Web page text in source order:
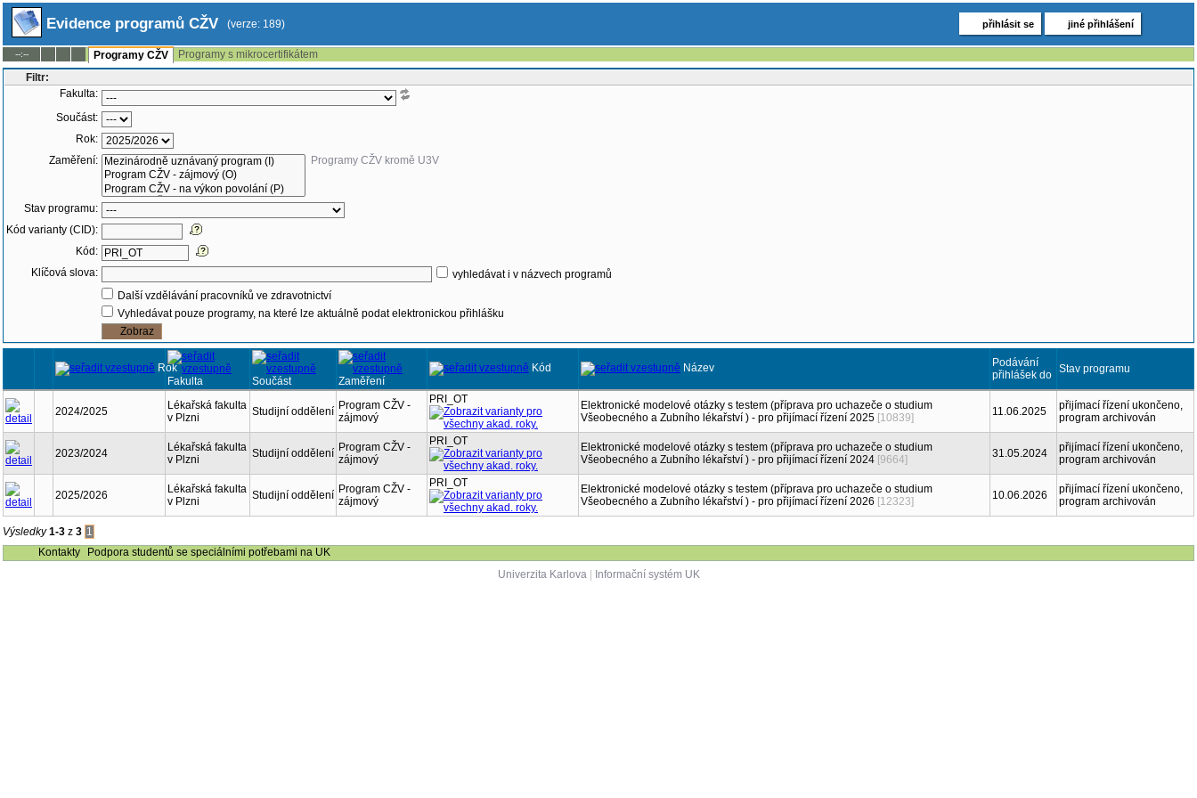
Evidence programů CŽV (verze: 189) přihlásit se jiné přihlášení
--:-- Programy CŽV
Programy s mikrocertifikátem
Filtr:
Fakulta:
Součást:
Rok:
Zaměření:
Programy CŽV kromě U3V
Stav programu:
Kód varianty (CID):
Kód:
Klíčová slova:
vyhledávat i v názvech programů
Další vzdělávání pracovníků ve zdravotnictví
Vyhledávat pouze programy, na které lze aktuálně podat elektronickou přihlášku
Rok
Fakulta
Součást Zaměření
Kód Název
Podávání
přihlášek do Stav programu
2024/2025
Lékařská fakulta
v Plzni
Studijní oddělení Program CŽV -
zájmový
PRI_OT
Elektronické modelové otázky s testem (příprava pro uchazeče o studium
Všeobecného a Zubního lékařství ) - pro přijímací řízení 2025 [10839] 11.06.2025
přijímací řízení ukončeno,
program archivován
2023/2024
Lékařská fakulta
v Plzni
Studijní oddělení Program CŽV -
zájmový
PRI_OT
Elektronické modelové otázky s testem (příprava pro uchazeče o studium
Všeobecného a Zubního lékařství ) - pro přijímací řízení 2024 [9664] 31.05.2024
přijímací řízení ukončeno,
program archivován
2025/2026
Lékařská fakulta
v Plzni
Studijní oddělení Program CŽV -
zájmový
PRI_OT
Elektronické modelové otázky s testem (příprava pro uchazeče o studium
Všeobecného a Zubního lékařství ) - pro přijímací řízení 2026 [12323] 10.06.2026
přijímací řízení ukončeno,
program archivován
Výsledky1-3 z 3 1
Kontakty
Podpora studentů se speciálními potřebami na UK
Univerzita Karlova| Informační systém UK